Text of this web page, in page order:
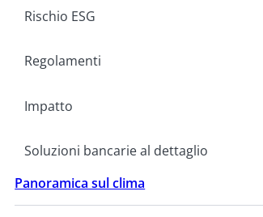
Rischio ESG
Regolamenti
Impatto
Soluzioni bancarie al dettaglio
Panoramica sul clima